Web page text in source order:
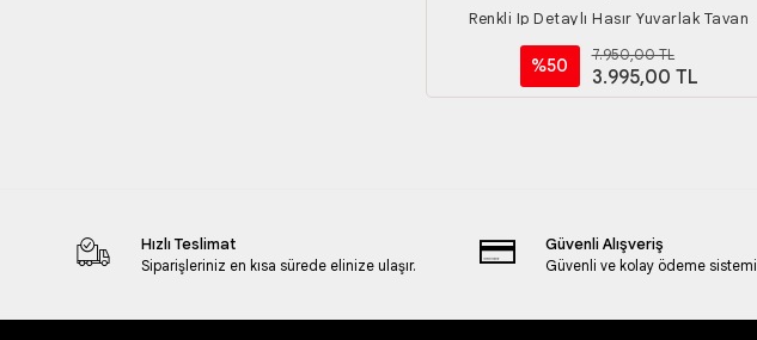
Renkli Ip Detaylı Hasır Yuvarlak Tavan
Aydınlatma
%50
7.950,00 TL
3.995,00 TL
Hızlı Teslimat
Siparişleriniz en kısa sürede elinize ulaşır.
Güvenli Alışveriş
Güvenli ve kolay ödeme sistemi